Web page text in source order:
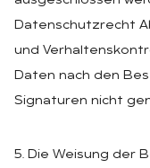
Datenschutzrecht
und
Daten nach den
Signaturen nicht
5. Die Weisung der